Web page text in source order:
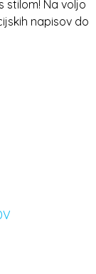
stilom! Na voljo
napisov do